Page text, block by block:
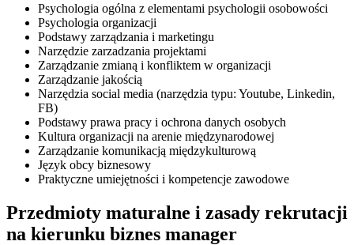
Psychologia ogólna z elementami psychologii osobowości
Psychologia organizacji
Podstawy zarządzania i marketingu
Narzędzie zarzadzania projektami
Zarządzanie zmianą i konfliktem w organizacji
Zarządzanie jakością
Narzędzia social media (narzędzia typu: Youtube, Linkedin,
FB)
Podstawy prawa pracy i ochrona danych osobych
Kultura organizacji na arenie międzynarodowej
Zarządzanie komunikacją międzykulturową
Język obcy biznesowy
Praktyczne umiejętności i kompetencje zawodowe
Przedmioty maturalne i zasady rekrutacji
na kierunku biznes manager